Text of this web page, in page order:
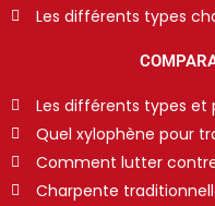
Les différents types
Les différents types et
Quel xylophène pour
Comment lutter
Charpente